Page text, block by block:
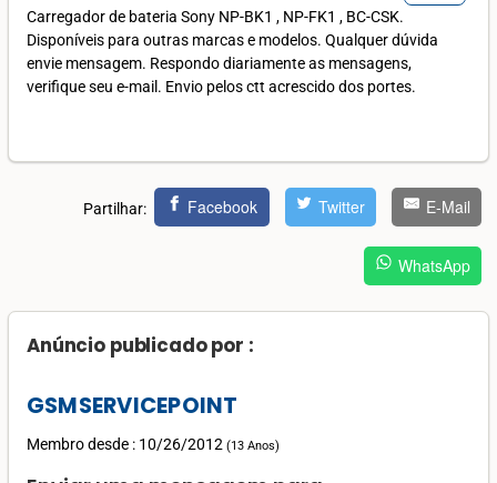
Carregador de bateria Sony NP-BK1 , NP-FK1 , BC-CSK.
Disponíveis para outras marcas e modelos. Qualquer dúvida
envie mensagem. Respondo diariamente as mensagens,
verifique seu e-mail. Envio pelos ctt acrescido dos portes.
Partilhar: Facebook Twitter E-Mail
WhatsApp
Anúncio publicado por :
GSMSERVICEPOINT
Membro desde : 10/26/2012 (13 Anos)